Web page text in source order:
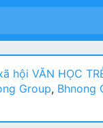
hội VĂN HỌC
Group, Bhnong